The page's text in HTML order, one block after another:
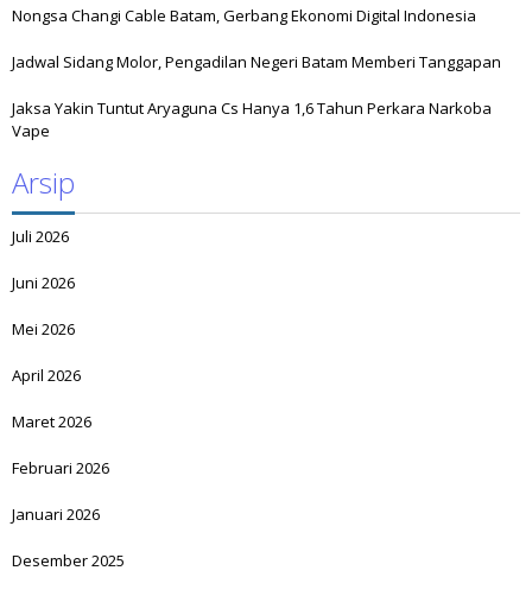
Nongsa Changi Cable Batam, Gerbang Ekonomi Digital Indonesia
Jadwal Sidang Molor, Pengadilan Negeri Batam Memberi Tanggapan
Jaksa Yakin Tuntut Aryaguna Cs Hanya 1,6 Tahun Perkara Narkoba
Vape
Arsip
Juli 2026
Juni 2026
Mei 2026
April 2026
Maret 2026
Februari 2026
Januari 2026
Desember 2025